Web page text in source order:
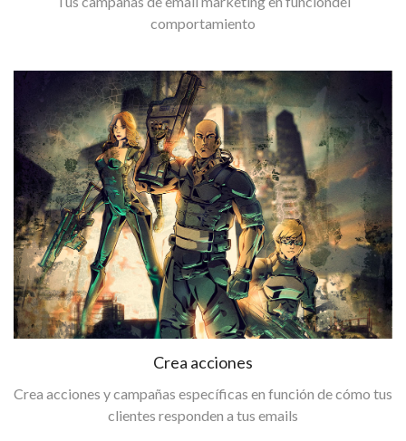
comportamiento
Crea acciones
Crea acciones y campañas específicas en función de cómo tus
clientes responden a tus emails